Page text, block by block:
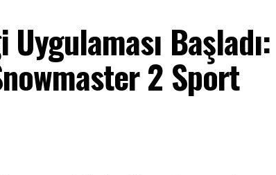
Euro NCAP’in City Safe
aktif güvenlik sistemlerinin
şehir içi trafik koşullarında
bulunuyor.
Başladı:
2 Sport